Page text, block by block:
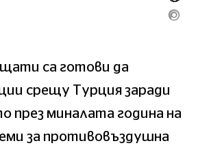
са готови да
срещу Турция заради
през миналата година на
за противовъздушна